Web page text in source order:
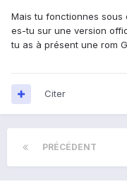
Mais tu fonctionnes sous
es-tu sur une version
tu as à présent une rom
Citer
PRÉCÉDENT